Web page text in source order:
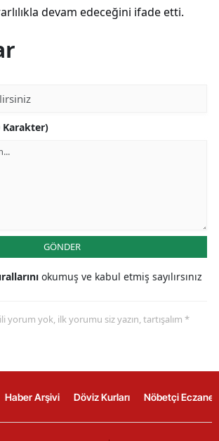
devam edeceğini ifade etti.
Karakter)
GÖNDER
okumuş ve kabul etmiş sayılırsınız
yorum yok, ilk yorumu siz yazın, tartışalım *
Haber Arşivi Döviz Kurları Nöbetçi